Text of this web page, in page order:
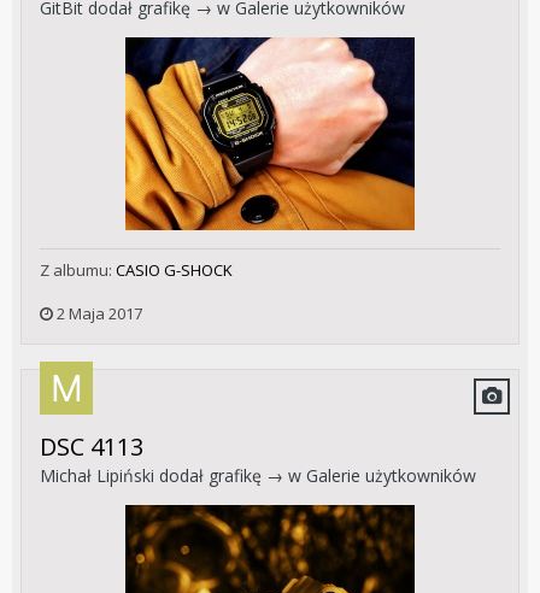
GitBit dodał grafikę → w Galerie użytkowników
Z albumu: CASIO G-SHOCK
2 Maja 2017
DSC 4113
Michał Lipiński dodał grafikę → w Galerie użytkowników